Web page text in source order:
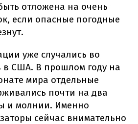
отложена на очень
если опасные погодные
уже случались во
в США. В прошлом году на
мира отдельные
почти на два
и молнии. Именно
сейчас внимательно